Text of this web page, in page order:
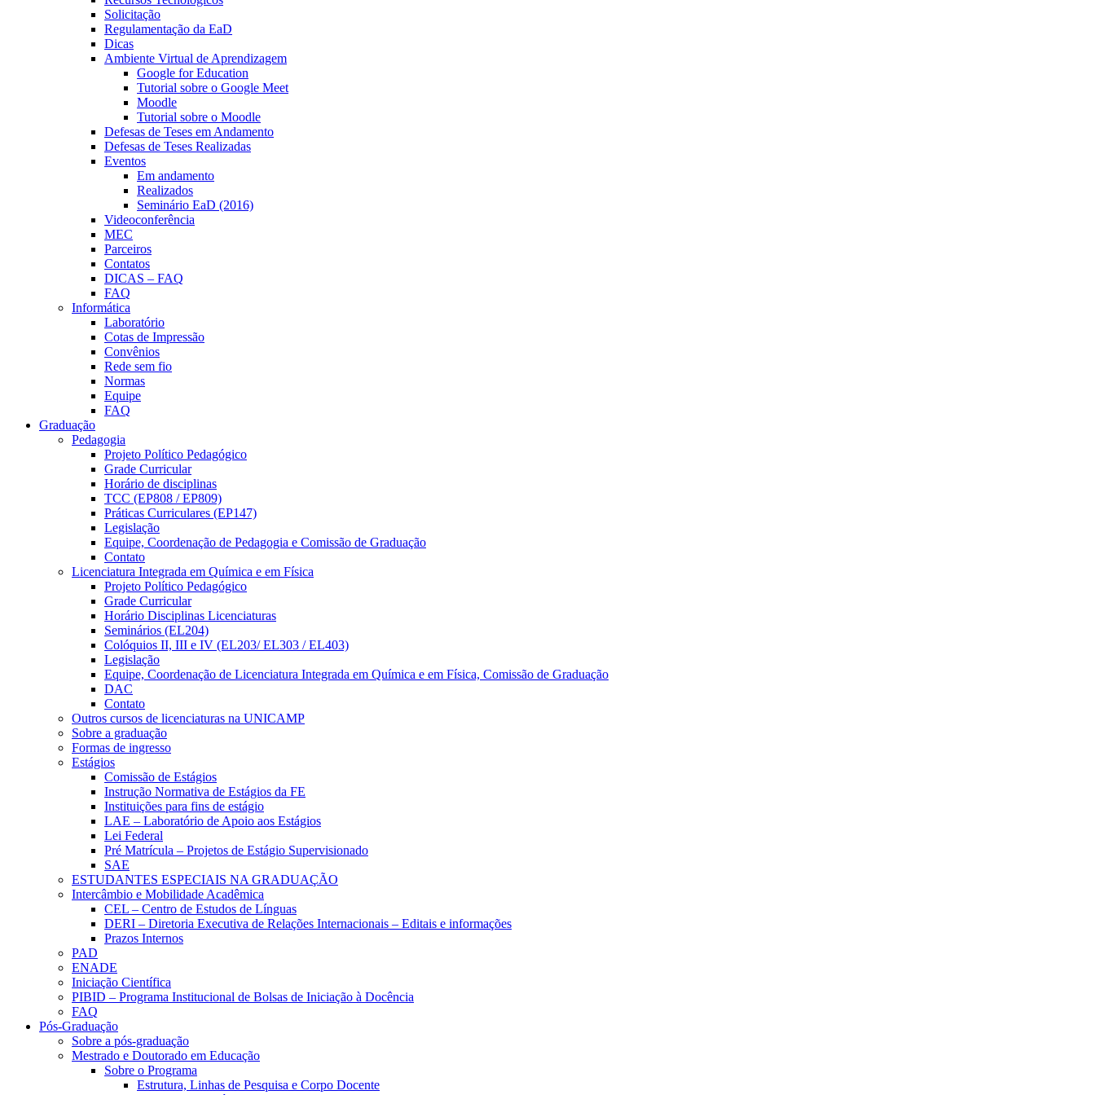
Solicitação
Regulamentação da EaD
Dicas
Ambiente Virtual de Aprendizagem
Google for Education
Tutorial sobre o Google Meet
Moodle
Tutorial sobre o Moodle
Defesas de Teses em Andamento
Defesas de Teses Realizadas
Eventos
Em andamento
Realizados
Seminário EaD (2016)
Videoconferência
MEC
Parceiros
Contatos
DICAS – FAQ
FAQ
Informática
Laboratório
Cotas de Impressão
Convênios
Rede sem fio
Normas
Equipe
FAQ
Graduação
Pedagogia
Projeto Político Pedagógico
Grade Curricular
Horário de disciplinas
TCC (EP808 / EP809)
Práticas Curriculares (EP147)
Legislação
Equipe, Coordenação de Pedagogia e Comissão de Graduação
Contato
Licenciatura Integrada em Química e em Física
Projeto Político Pedagógico
Grade Curricular
Horário Disciplinas Licenciaturas
Seminários (EL204)
Colóquios II, III e IV (EL203/ EL303 / EL403)
Legislação
Equipe, Coordenação de Licenciatura Integrada em Química e em Física, Comissão de Graduação
DAC
Contato
Outros cursos de licenciaturas na UNICAMP
Sobre a graduação
Formas de ingresso
Estágios
Comissão de Estágios
Instrução Normativa de Estágios da FE
Instituições para fins de estágio
LAE – Laboratório de Apoio aos Estágios
Lei Federal
Pré Matrícula – Projetos de Estágio Supervisionado
SAE
ESTUDANTES ESPECIAIS NA GRADUAÇÃO
Intercâmbio e Mobilidade Acadêmica
CEL – Centro de Estudos de Línguas
DERI – Diretoria Executiva de Relações Internacionais – Editais e informações
Prazos Internos
PAD
ENADE
Iniciação Científica
PIBID – Programa Institucional de Bolsas de Iniciação à Docência
FAQ
Pós-Graduação
Sobre a pós-graduação
Mestrado e Doutorado em Educação
Sobre o Programa
Estrutura, Linhas de Pesquisa e Corpo Docente